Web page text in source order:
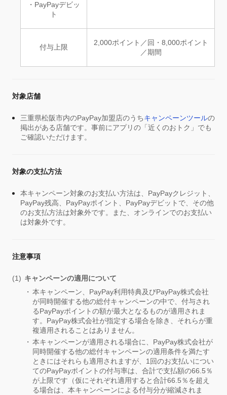
・PayPayデビッ
ト
付与上限
2,000ポイント／回・8,000ポイント
／期間
対象店舗
三重県松阪市内のPayPay加盟店のうちキャンペーンツールの
掲出がある店舗です。事前にアプリの「近くのおトク」でも
ご確認いただけます。
対象の支払方法
本キャンペーン対象のお支払い方法は、PayPayクレジット、
PayPay残高、PayPayポイント、PayPayデビットで、その他
のお支払方法は対象外です。また、オンラインでのお支払い
は対象外です。
注意事項
キャンペーンの適用について
本キャンペーン、PayPay利用特典及びPayPay株式会社
が同時開催する他の総付キャンペーンの中で、付与され
るPayPayポイントの額が最大となるものが適用されま
す。PayPay株式会社が指定する場合を除き、それらが重
複適用されることはありません。
本キャンペーンが適用される場合に、PayPay株式会社が
同時開催する他の総付キャンペーンの適用条件を満たす
ときにはそれらも適用されますが、1回のお支払いについ
てのPayPayポイントの付与率は、合計で支払額の66.5％
が上限です（仮にそれぞれ適用すると合計66.5％を超え
る場合は、本キャンペーンによる付与分が縮減されま